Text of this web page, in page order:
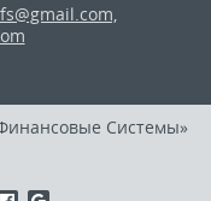
Системы»